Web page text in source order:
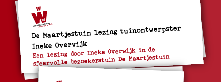
De Maartjestuin lezing tuinontwerpster
Ineke Overwijk
Een lezing door Ineke Overwijk in de
sfeervolle bezoekerstuin De Maartjestuin